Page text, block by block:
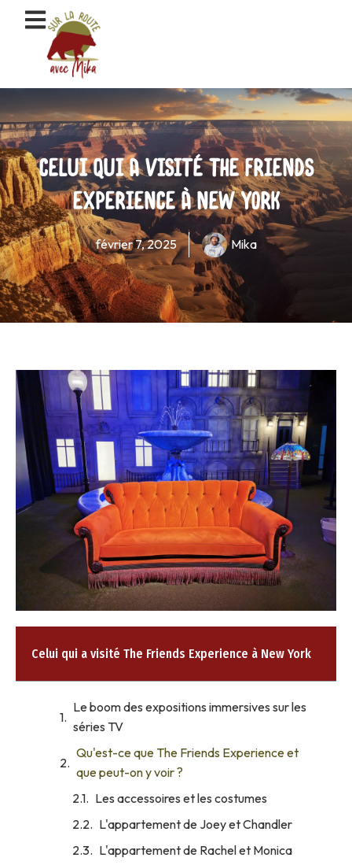
Celui qui a visité The Friends
Experience à New York
février 7, 2025 Mika
Celui qui a visité The Friends Experience à New York
Le boom des expositions immersives sur les
séries TV
Qu'est-ce que The Friends Experience et
que peut-on y voir ?
Les accessoires et les costumes
L'appartement de Joey et Chandler
L'appartement de Rachel et Monica